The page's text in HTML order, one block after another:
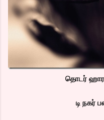
தொடர்
டி நகர்